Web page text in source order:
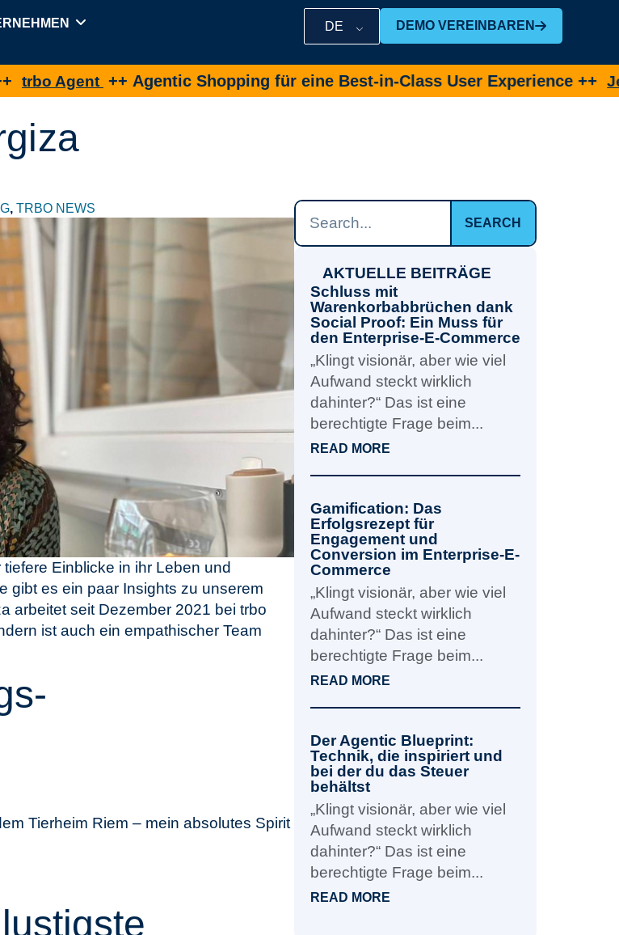
DE DEMO VEREINBAREN
++ Agentic Shopping für eine Best-in-Class User Experience ++Jetzt Demo
, TRBO NEWS
Einblicke in ihr Leben und
gibt es ein paar Insights zu unserem
arbeitet seit Dezember 2021 bei trbo
ist auch ein empathischer Team
Tierheim Riem – mein absolutes Spirit
SEARCH
AKTUELLE BEITRÄGE
Schluss mit
Warenkorbabbrüchen dank
Social Proof: Ein Muss für
den Enterprise-E-Commerce
„Klingt visionär, aber wie viel
Aufwand steckt wirklich
dahinter?“ Das ist eine
berechtigte Frage beim...
READ MORE
Gamification: Das
Erfolgsrezept für
Engagement und
Conversion im Enterprise-E-
Commerce
„Klingt visionär, aber wie viel
Aufwand steckt wirklich
dahinter?“ Das ist eine
berechtigte Frage beim...
READ MORE
Der Agentic Blueprint:
Technik, die inspiriert und
bei der du das Steuer
behältst
„Klingt visionär, aber wie viel
Aufwand steckt wirklich
dahinter?“ Das ist eine
berechtigte Frage beim...
READ MORE